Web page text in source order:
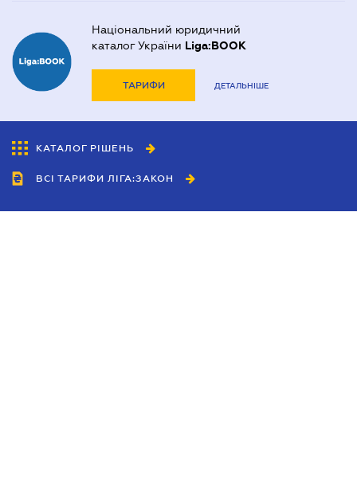
Національний юридичний
каталог України Liga:BOOK
ТАРИФИ ДЕТАЛЬНІШЕ
КАТАЛОГ РІШЕНЬ
ВСІ ТАРИФИ ЛІГА:ЗАКОН